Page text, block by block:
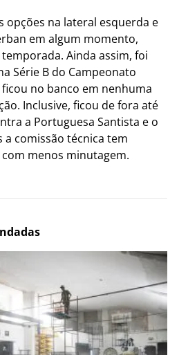
opções na lateral esquerda e
em algum momento,
Ainda assim, foi
Série B do Campeonato
no banco em nenhuma
Inclusive, ficou de fora até
a Portuguesa Santista e o
a comissão técnica tem
menos minutagem.